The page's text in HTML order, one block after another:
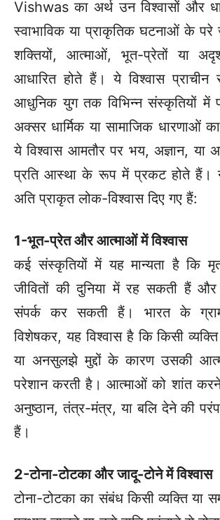
Vishwas का अर्थ उन विश्वासों और
स्वाभाविक या प्राकृतिक घटनाओं के
शक्तियों, आत्माओं, भूत-प्रेतों या
आधारित होते हैं। ये विश्वास
आधुनिक युग तक विभिन्न संस्कृतियों में
अक्सर धार्मिक या सामाजिक धारणाओं
ये विश्वास आमतौर पर भय, अज्ञान, या
प्रति आस्था के रूप में प्रकट होते हैं।
अति प्राकृत लोक-विश्वास दिए गए हैं:
1-भूत-प्रेत और आत्माओं में विश्वास
कई संस्कृतियों में यह मान्यता है कि
जीवितों की दुनिया में रह सकती हैं
संपर्क कर सकती हैं। भारत के
विशेषकर, यह विश्वास है कि किसी
या अनसुलझे मुद्दों के कारण उसकी
परेशान करती है। आत्माओं को शांत करने
अनुष्ठान, तंत्र-मंत्र, या बलि देने की
हैं।
2-टोना-टोटका और जादू-टोने में विश्वास
टोना-टोटका का संबंध किसी व्यक्ति या